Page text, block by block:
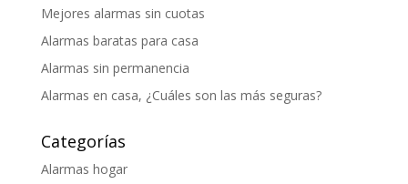
Mejores alarmas sin cuotas
Alarmas baratas para casa
Alarmas sin permanencia
Alarmas en casa, ¿Cuáles son las más seguras?
Categorías
Alarmas hogar